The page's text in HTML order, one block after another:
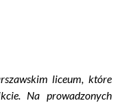
liceum, które
Na prowadzonych